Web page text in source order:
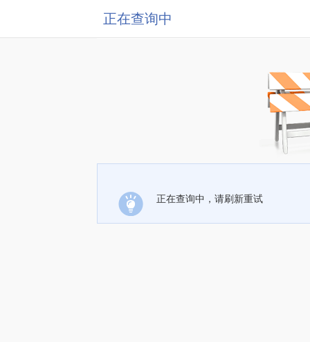
正在查询中
正在查询中，请刷新重试